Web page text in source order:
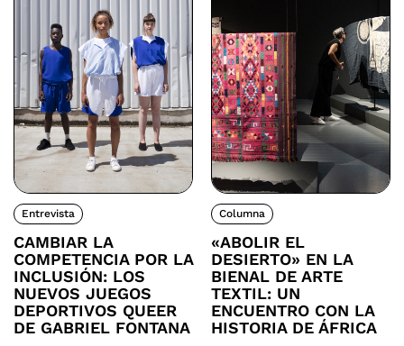
Entrevista
CAMBIAR LA
COMPETENCIA POR LA
INCLUSIÓN: LOS
NUEVOS JUEGOS
DEPORTIVOS QUEER
DE GABRIEL FONTANA
Columna
«ABOLIR EL
DESIERTO» EN LA
BIENAL DE ARTE
TEXTIL: UN
ENCUENTRO CON LA
HISTORIA DE ÁFRICA